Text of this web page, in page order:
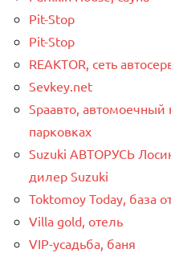
Pit-Stop
Pit-Stop
REAKTOR, сеть
Sevkey.net
Spaавто,
парковках
Suzuki АВТОРУСЬ
дилер Suzuki
Toktomoy Today, база
Villa gold, отель
VIP-усадьба, баня